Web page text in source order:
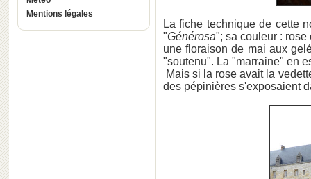
Mentions légales
La fiche technique de cette
"Générosa"; sa couleur : rose
une floraison de mai aux
"soutenu". La "marraine" en
Mais si la rose avait la
des pépinières s'exposaient